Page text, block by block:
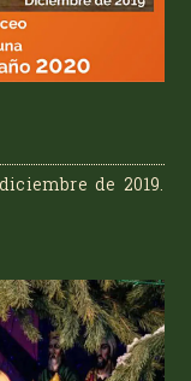
de 2019.